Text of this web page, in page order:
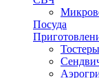
Посуда
Тостеры